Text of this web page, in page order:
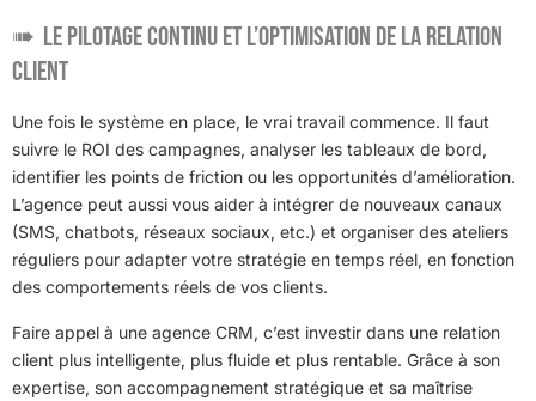
Le pilotage continu et l’optimisation de la relation
client
Une fois le système en place, le vrai travail commence. Il faut
suivre le ROI des campagnes, analyser les tableaux de bord,
identifier les points de friction ou les opportunités d’amélioration.
L’agence peut aussi vous aider à intégrer de nouveaux canaux
(SMS, chatbots, réseaux sociaux, etc.) et organiser des ateliers
réguliers pour adapter votre stratégie en temps réel, en fonction
des comportements réels de vos clients.
Faire appel à une agence CRM, c’est investir dans une relation
client plus intelligente, plus fluide et plus rentable. Grâce à son
expertise, son accompagnement stratégique et sa maîtrise